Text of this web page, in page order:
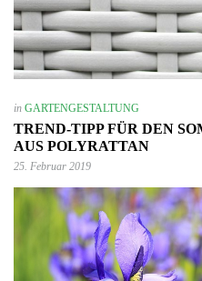
in GARTENGESTALTUNG
TREND-TIPP FÜR DEN
AUS POLYRATTAN
25. Februar 2019